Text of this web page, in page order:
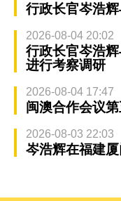
行政长官岑浩
2026-08-04 20:02
行政长官岑浩
进行考察调研
2026-08-04 17:47
闽澳合作会议
2026-08-03 22:03
岑浩辉在福建